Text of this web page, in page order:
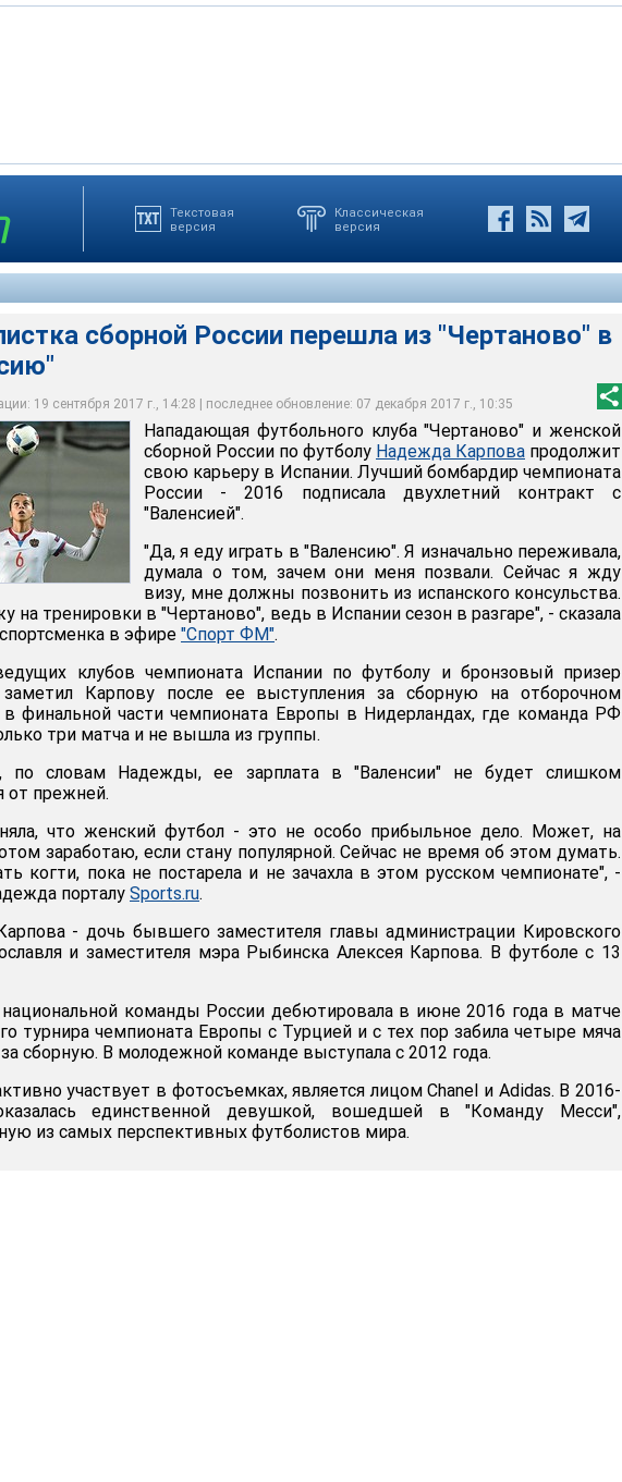
Текстовая
версия
Классическая
версия
сборной России перешла из "Чертаново" в
19 сентября 2017 г., 14:28 | последнее обновление: 07 декабря 2017 г., 10:35
футбольного клуба "Чертаново" и женской сборной России по футболу
Карпова продолжит свою карьеру в Испании. Лучший бомбардир
России - 2016 подписала двухлетний контракт с "Валенсией"
/ Владимир Песня
Нападающая футбольного клуба "Чертаново" и женской
сборной России по футболу Надежда Карпова продолжит
свою карьеру в Испании. Лучший бомбардир чемпионата
России - 2016 подписала двухлетний контракт с
"Валенсией".
"Да, я еду играть в "Валенсию". Я изначально переживала,
думала о том, зачем они меня позвали. Сейчас я жду
визу, мне должны позвонить из испанского консульства.
на тренировки в "Чертаново", ведь в Испании сезон в разгаре", - сказала
в эфире "Спорт ФМ".
клубов чемпионата Испании по футболу и бронзовый призер
Карпову после ее выступления за сборную на отборочном
в финальной части чемпионата Европы в Нидерландах, где команда РФ
три матча и не вышла из группы.
по словам Надежды, ее зарплата в "Валенсии" не будет слишком
от прежней.
что женский футбол - это не особо прибыльное дело. Может, на
заработаю, если стану популярной. Сейчас не время об этом думать.
когти, пока не постарела и не зачахла в этом русском чемпионате", -
порталу Sports.ru.
- дочь бывшего заместителя главы администрации Кировского
и заместителя мэра Рыбинска Алексея Карпова. В футболе с 13
национальной команды России дебютировала в июне 2016 года в матче
турнира чемпионата Европы с Турцией и с тех пор забила четыре мяча
за сборную. В молодежной команде выступала с 2012 года.
участвует в фотосъемках, является лицом Chanel и Adidas. В 2016-
единственной девушкой, вошедшей в "Команду Месси",
из самых перспективных футболистов мира.